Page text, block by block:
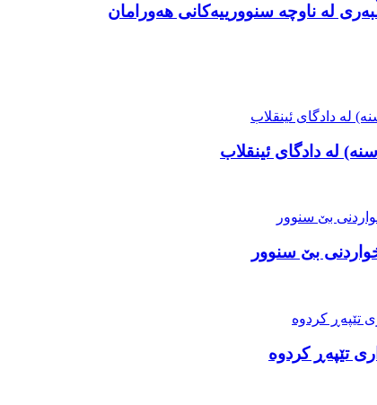
لە ناوچە سنوورییەکانی هەورامان
لە دادگای ئینقلاب
بێ سنوور
تێپەڕ کردوە